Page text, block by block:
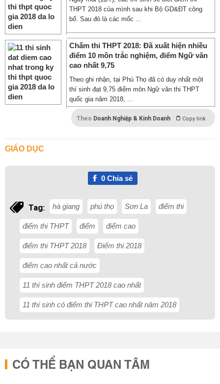
THPT 2018 của mình sau khi Bộ GD&ĐT công
bố. Sau đó là các mốc ...
Chấm thi THPT 2018: Đã xuất hiện nhiều
điểm 10 môn trắc nghiệm, điểm Ngữ văn
cao nhất 9,75
Theo ghi nhận, tại Phú Thọ đã có duy nhất một
thí sinh đạt 9,75 điểm môn Ngữ văn thi THPT
quốc gia năm 2018, ...
Theo Doanh Nghiệp & Kinh Doanh Copy link
GIÁO DỤC
0Chia sẻ
Tag: hà giang phú thọ Sơn La điểm thi
điểm thi THPT điểm điểm cao
điểm thi THPT 2018 Điểm thi 2018
điểm cao nhất cả nước
11 thí sinh điểm THPT 2018 cao nhất
11 thí sinh có điểm thi THPT cao nhất năm 2018
CÓ THỂ BẠN QUAN TÂM